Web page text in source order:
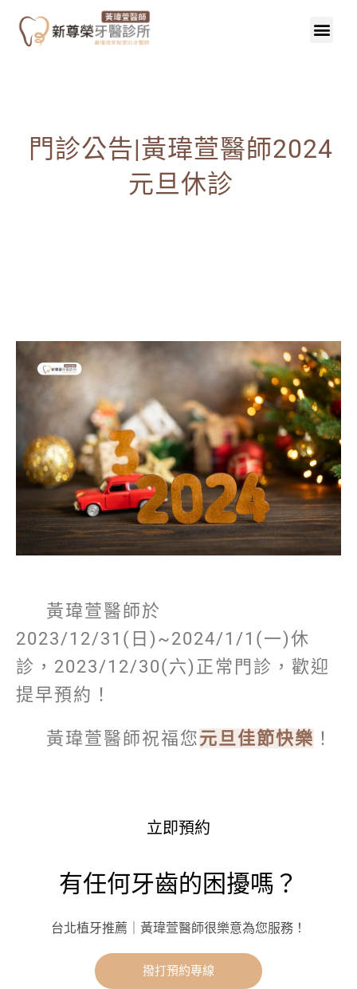
門診公告|黃瑋萱醫師2024
元旦休診
黃瑋萱醫師於
2023/12/31(日)~2024/1/1(一)休
診，2023/12/30(六)正常門診，歡迎
提早預約！
黃瑋萱醫師祝福您元旦佳節快樂 ！
立即預約
有任何牙齒的困擾嗎？
台北植牙推薦｜黃瑋萱醫師很樂意為您服務！
撥打預約專線